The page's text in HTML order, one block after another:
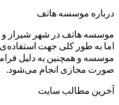
درباره موسسه هاتف
موسسه هاتف در شهر شیراز
اما به طور کلی جهت
موسسه و همچنین به دلیل
صورت مجازی انجام می‌شود.
آخرین مطالب سایت